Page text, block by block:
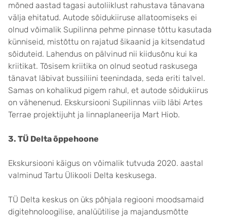
mõned aastad tagasi autoliiklust rahustava tänavana
välja ehitatud. Autode sõidukiiruse allatoomiseks ei
olnud võimalik Supilinna pehme pinnase tõttu kasutada
künniseid, mistõttu on rajatud šikaanid ja kitsendatud
sõiduteid. Lahendus on pälvinud nii kiidusõnu kui ka
kriitikat. Tõsisem kriitika on olnud seotud raskusega
tänavat läbivat bussiliini teenindada, seda eriti talvel.
Samas on kohalikud pigem rahul, et autode sõidukiirus
on vähenenud. Ekskursiooni Supilinnas viib läbi Artes
Terrae projektijuht ja linnaplaneerija Mart Hiob.
3. TÜ Delta õppehoone
Ekskursiooni käigus on võimalik tutvuda 2020. aastal
valminud Tartu Ülikooli Delta keskusega.
TÜ Delta keskus on üks põhjala regiooni moodsamaid
digitehnoloogilise, analüütilise ja majandusmõtte